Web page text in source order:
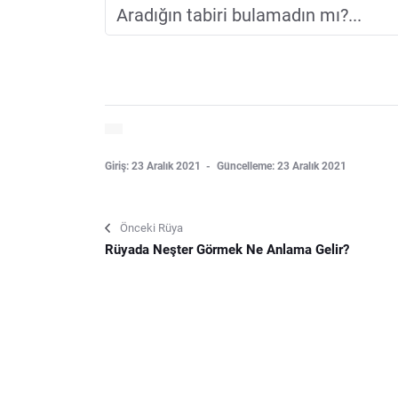
Giriş: 23 Aralık 2021 Güncelleme: 23 Aralık 2021
Önceki Rüya
Rüyada Neşter Görmek Ne Anlama Gelir?